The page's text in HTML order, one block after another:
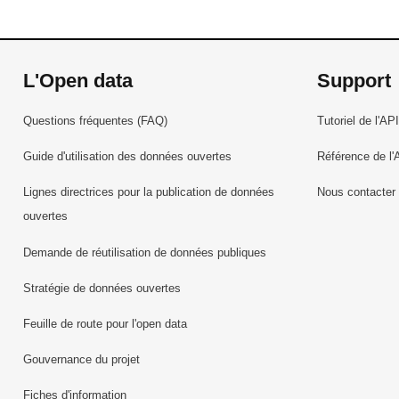
L'Open data
Questions fréquentes (FAQ)
Guide d'utilisation des données ouvertes
Lignes directrices pour la publication de données
ouvertes
Demande de réutilisation de données publiques
Stratégie de données ouvertes
Feuille de route pour l'open data
Gouvernance du projet
Fiches d'information
Support
Tutoriel de l'API
Référence de
Nous contacter